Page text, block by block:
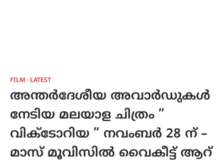
FILM LATEST
അന്തർദേശീയ അവാർഡുകൾ
നേടിയ മലയാള ചിത്രം ”
വിക്ടോറിയ ” നവംബർ 28 ന് –
മാസ് മൂവിസിൽ വൈകീട്ട് ആറ്